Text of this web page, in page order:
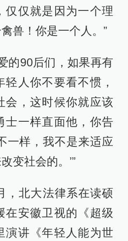
仅仅就是因为一个理
兽！你是一个人。”
90后们，如果再有
轻人你不要看不惯，
会，这时候你就应该
士一样直面他，你告
一样，我不是来适应
变社会的。’”
北大法律系在读硕
在安徽卫视的《超级
演讲《年轻人能为世